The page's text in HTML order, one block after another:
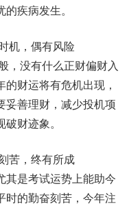
疾病发生。
机，偶有风险
没有什么正财偏财入
财运将有危机出现，
妥善理财，减少投机项
财迹象。
苦，终有所成
是考试运势上能助今
时的勤奋刻苦，今年注